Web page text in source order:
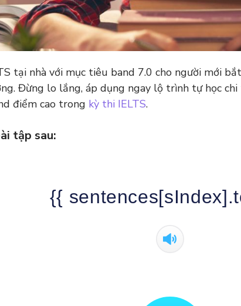
tại nhà với mục tiêu band 7.0 cho người mới
Đừng lo lắng, áp dụng ngay lộ trình tự học
điểm cao trong kỳ thi IELTS.
tập sau:
{{